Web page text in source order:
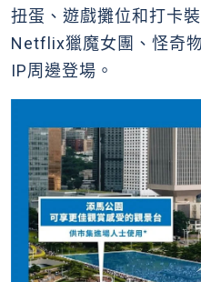
扭蛋、遊戲攤位和打卡
Netflix獵魔女團、怪奇
IP周邊登場。